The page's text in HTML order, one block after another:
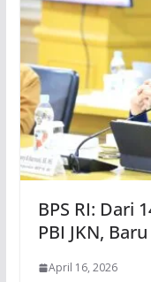
BPS RI: Dari
PBI JKN,
April 16, 2026